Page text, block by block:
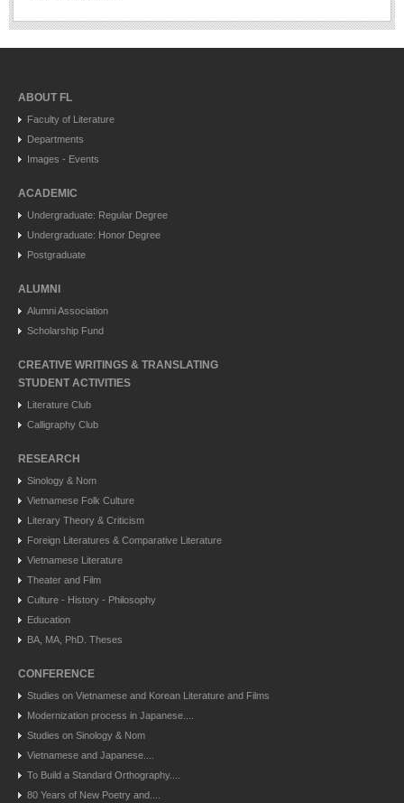
ABOUT FL
Faculty of Literature
Departments
Images - Events
ACADEMIC
Undergraduate: Regular Degree
Undergraduate: Honor Degree
Postgraduate
ALUMNI
Alumni Association
Scholarship Fund
CREATIVE WRITINGS & TRANSLATING
STUDENT ACTIVITIES
Literature Club
Calligraphy Club
RESEARCH
Sinology & Nom
Vietnamese Folk Culture
Literary Theory & Criticism
Foreign Literatures & Comparative Literature
Vietnamese Literature
Theater and Film
Culture - History - Philosophy
Education
BA, MA, PhD. Theses
CONFERENCE
Studies on Vietnamese and Korean Literature and Films
Modernization process in Japanese....
Studies on Sinology & Nom
Vietnamese and Japanese....
To Build a Standard Orthography....
80 Years of New Poetry and....